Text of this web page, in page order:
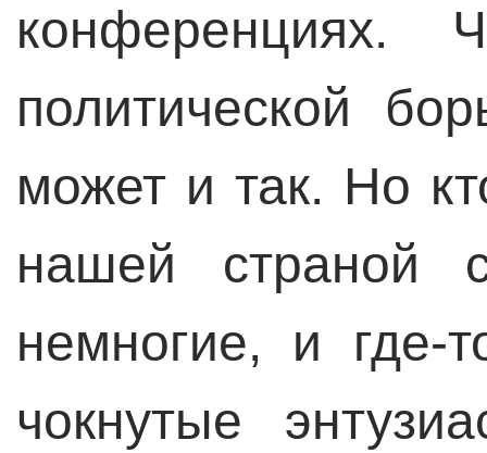
политической
может и так. Но
нашей страной
немногие, и где-
чокнутые